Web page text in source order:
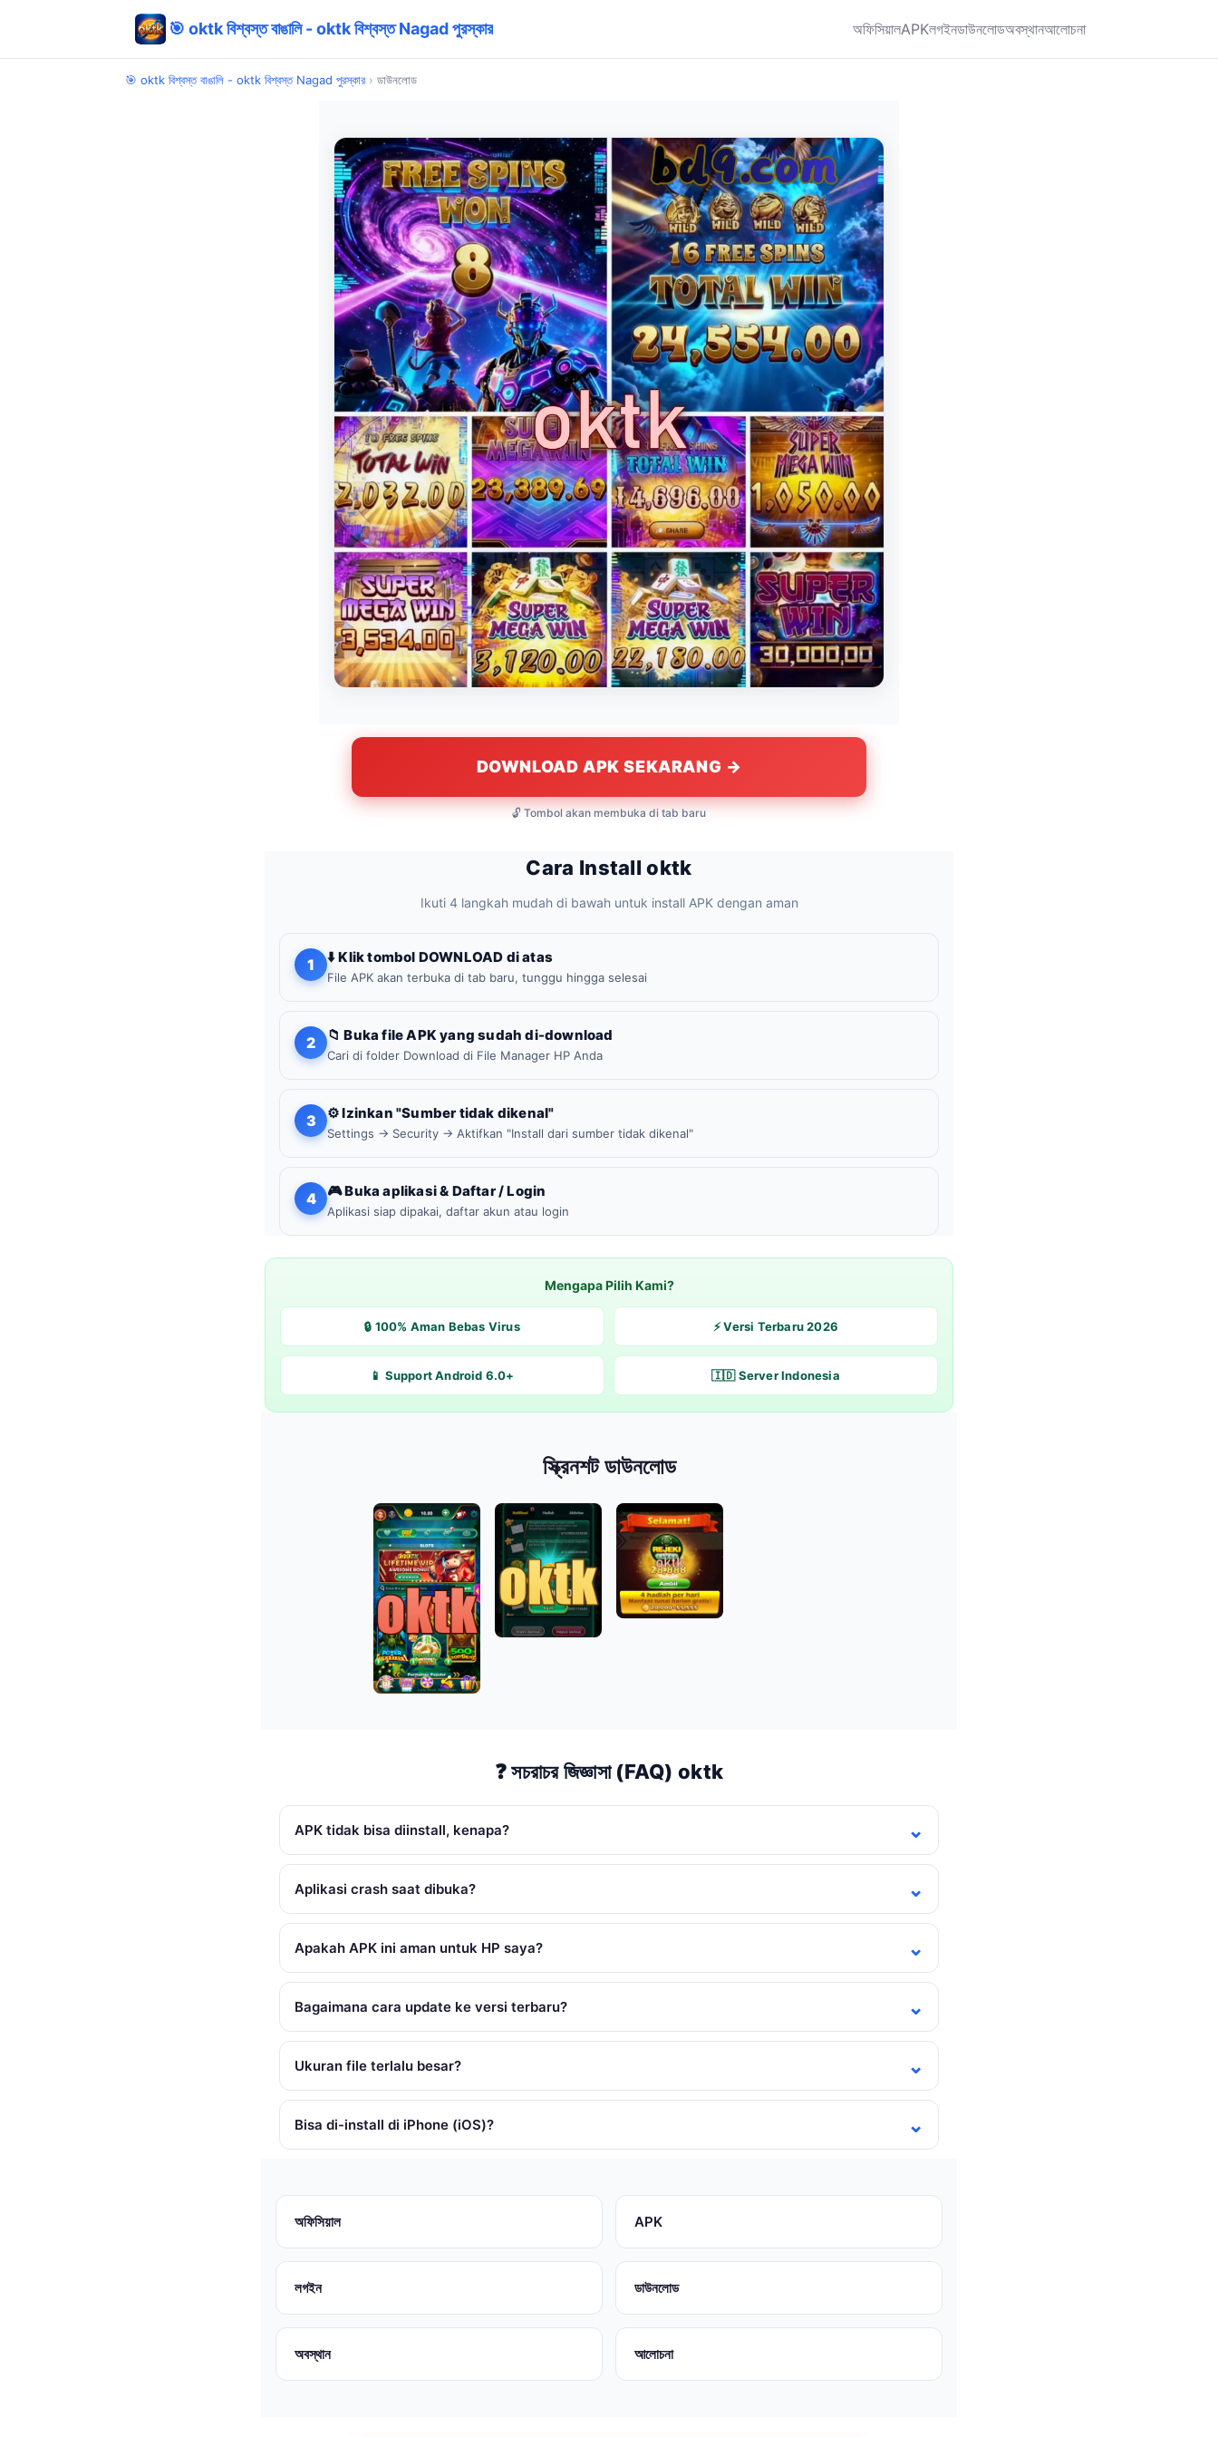
🎯 oktk বিশ্বস্ত বাঙালি - oktk বিশ্বস্ত Nagad পুরস্কার অফিসিয়ালAPKলগইনডাউনলোডঅবস্থানআলোচনা
🎯 oktk বিশ্বস্ত বাঙালি - oktk বিশ্বস্ত Nagad পুরস্কার › ডাউনলোড
DOWNLOAD APK SEKARANG →
🔓 Tombol akan membuka di tab baru
Cara Install oktk
Ikuti 4 langkah mudah di bawah untuk install APK dengan aman
1 ⬇️ Klik tombol DOWNLOAD di atas
File APK akan terbuka di tab baru, tunggu hingga selesai
2 📁 Buka file APK yang sudah di-download
Cari di folder Download di File Manager HP Anda
3 ⚙️ Izinkan "Sumber tidak dikenal"
Settings → Security → Aktifkan "Install dari sumber tidak dikenal"
4 🎮 Buka aplikasi & Daftar / Login
Aplikasi siap dipakai, daftar akun atau login
Mengapa Pilih Kami?
🔒 100% Aman Bebas Virus ⚡ Versi Terbaru 2026
📱 Support Android 6.0+ 🇮🇩 Server Indonesia
স্ক্রিনশট ডাউনলোড
❓ সচরাচর জিজ্ঞাসা (FAQ) oktk
APK tidak bisa diinstall, kenapa?
Aplikasi crash saat dibuka?
Apakah APK ini aman untuk HP saya?
Bagaimana cara update ke versi terbaru?
Ukuran file terlalu besar?
Bisa di-install di iPhone (iOS)?
অফিসিয়াল APK
লগইন ডাউনলোড
অবস্থান আলোচনা